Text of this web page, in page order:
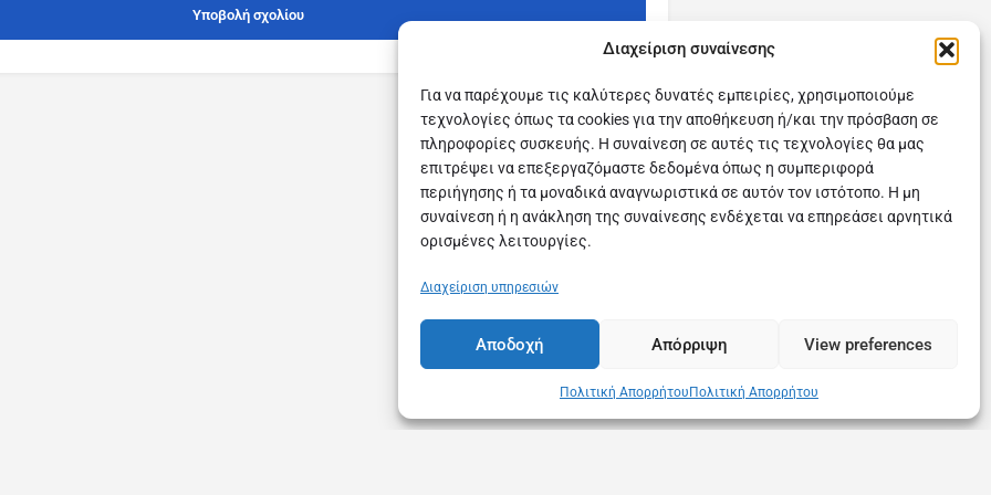
Διαχείριση συναίνεσης
Για να παρέχουμε τις καλύτερες δυνατές εμπειρίες, χρησιμοποιούμε
τεχνολογίες όπως τα cookies για την αποθήκευση ή/και την πρόσβαση σε
πληροφορίες συσκευής. Η συναίνεση σε αυτές τις τεχνολογίες θα μας
επιτρέψει να επεξεργαζόμαστε δεδομένα όπως η συμπεριφορά
περιήγησης ή τα μοναδικά αναγνωριστικά σε αυτόν τον ιστότοπο. Η μη
συναίνεση ή η ανάκληση της συναίνεσης ενδέχεται να επηρεάσει αρνητικά
ορισμένες λειτουργίες.
Διαχείριση υπηρεσιών
Αποδοχή Απόρριψη View preferences
Πολιτική Απορρήτου Πολιτική Απορρήτου
Υποβολή σχολίου